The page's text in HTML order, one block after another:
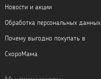
Новости и акции
Обработка персональных данных
Почему выгодно покупать в
СкороМама